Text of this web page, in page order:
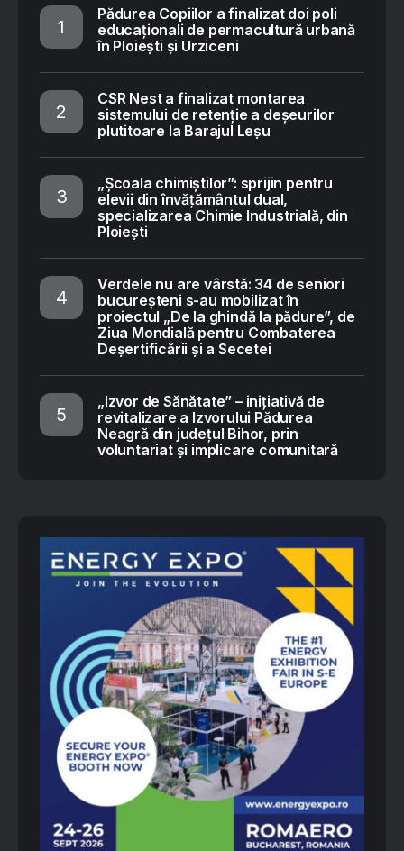
Pădurea Copiilor a finalizat doi poli
educaționali de permacultură urbană
în Ploiești și Urziceni
CSR Nest a finalizat montarea
sistemului de retenție a deșeurilor
plutitoare la Barajul Leșu
„Școala chimiștilor”: sprijin pentru
elevii din învățământul dual,
specializarea Chimie Industrială, din
Ploiești
Verdele nu are vârstă: 34 de seniori
bucureșteni s-au mobilizat în
proiectul „De la ghindă la pădure”, de
Ziua Mondială pentru Combaterea
Deșertificării și a Secetei
„Izvor de Sănătate” – inițiativă de
revitalizare a Izvorului Pădurea
Neagră din județul Bihor, prin
voluntariat și implicare comunitară